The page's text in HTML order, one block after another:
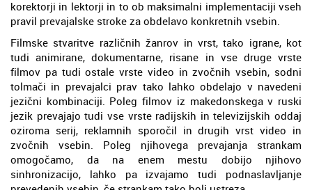
korektorji in lektorji in to ob maksimalni implementaciji vseh
pravil prevajalske stroke za obdelavo konkretnih vsebin.
Filmske stvaritve različnih žanrov in vrst, tako igrane, kot
tudi animirane, dokumentarne, risane in vse druge vrste
filmov pa tudi ostale vrste video in zvočnih vsebin, sodni
tolmači in prevajalci prav tako lahko obdelajo v navedeni
jezični kombinaciji. Poleg filmov iz makedonskega v ruski
jezik prevajajo tudi vse vrste radijskih in televizijskih oddaj
oziroma serij, reklamnih sporočil in drugih vrst video in
zvočnih vsebin. Poleg njihovega prevajanja strankam
omogočamo, da na enem mestu dobijo njihovo
sinhronizacijo, lahko pa izvajamo tudi podnaslavljanje